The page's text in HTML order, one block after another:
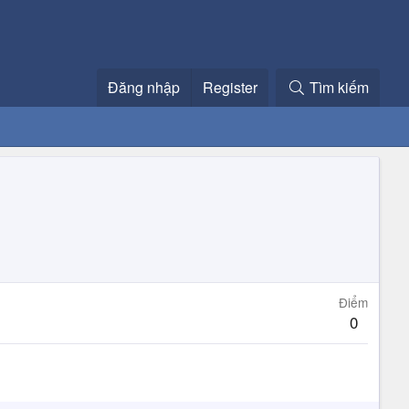
Đăng nhập Register Tìm kiếm
Điểm
0